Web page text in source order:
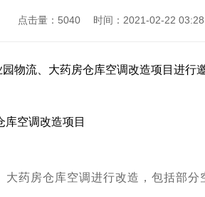
点击量： 5040 时间：2021-02-22 03:28
物流、大药房仓库空调改造项目进行
库空调改造项目
药房仓库空调进行改造，包括部分